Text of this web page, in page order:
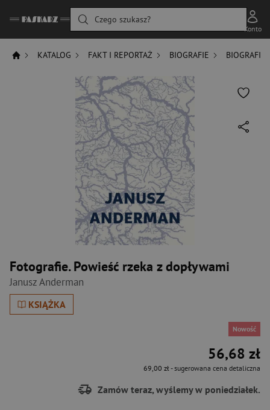
Czego szukasz?
Konto
KATALOG FAKT I REPORTAŻ BIOGRAFIE BIOGRAFIE
Fotografie. Powieść rzeka z dopływami
Janusz Anderman
KSIĄŻKA
Nowość
56,68 zł
69,00 zł- sugerowana cena detaliczna
Zamów teraz, wyślemy w poniedziałek.